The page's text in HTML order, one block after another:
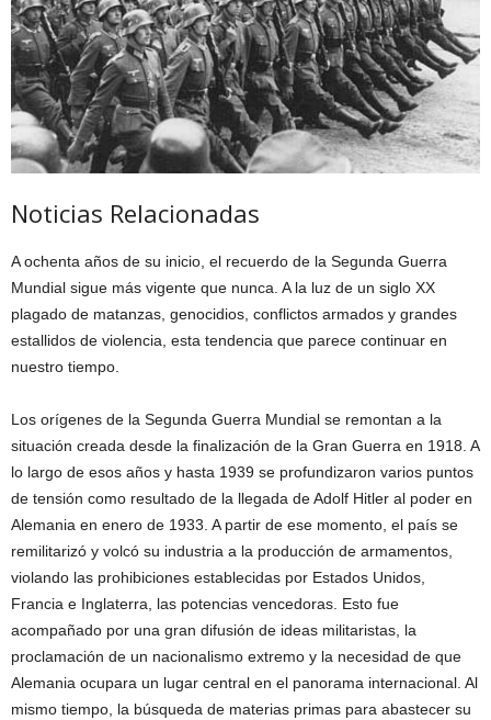
Noticias Relacionadas
A ochenta años de su inicio, el recuerdo de la Segunda Guerra
Mundial sigue más vigente que nunca. A la luz de un siglo XX
plagado de matanzas, genocidios, conflictos armados y grandes
estallidos de violencia, esta tendencia que parece continuar en
nuestro tiempo.
Los orígenes de la Segunda Guerra Mundial se remontan a la
situación creada desde la finalización de la Gran Guerra en 1918. A
lo largo de esos años y hasta 1939 se profundizaron varios puntos
de tensión como resultado de la llegada de Adolf Hitler al poder en
Alemania en enero de 1933. A partir de ese momento, el país se
remilitarizó y volcó su industria a la producción de armamentos,
violando las prohibiciones establecidas por Estados Unidos,
Francia e Inglaterra, las potencias vencedoras. Esto fue
acompañado por una gran difusión de ideas militaristas, la
proclamación de un nacionalismo extremo y la necesidad de que
Alemania ocupara un lugar central en el panorama internacional. Al
mismo tiempo, la búsqueda de materias primas para abastecer su